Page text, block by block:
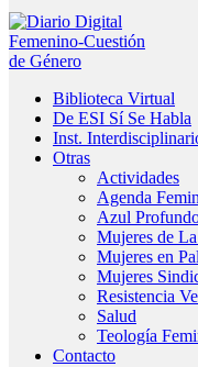
Biblioteca Virtual
De ESI Sí Se Habla
Inst.
Otras
Actividades
Agenda
Azul
Mujeres de
Mujeres en
Mujeres
Resistencia
Salud
Teología
Contacto